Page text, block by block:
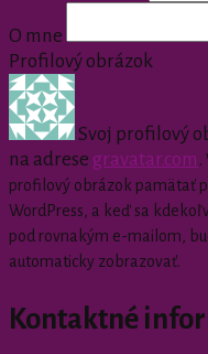
O mne
Profilový obrázok
Svoj profilový
na adrese gravatar.com .
profilový obrázok pamätať
WordPress, a keď sa
pod rovnakým e-mailom,
automaticky zobrazovať.
Kontaktné